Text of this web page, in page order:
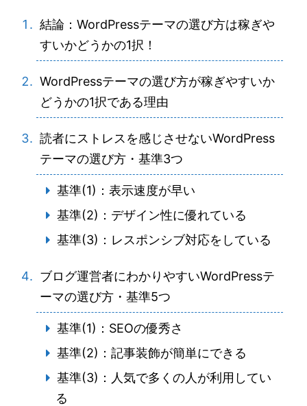
結論：WordPressテーマの選び方は稼ぎや
すいかどうかの1択！
WordPressテーマの選び方が稼ぎやすいか
どうかの1択である理由
読者にストレスを感じさせないWordPress
テーマの選び方・基準3つ
基準(1)：表示速度が早い
基準(2)：デザイン性に優れている
基準(3)：レスポンシブ対応をしている
ブログ運営者にわかりやすいWordPressテ
ーマの選び方・基準5つ
基準(1)：SEOの優秀さ
基準(2)：記事装飾が簡単にできる
基準(3)：人気で多くの人が利用してい
る